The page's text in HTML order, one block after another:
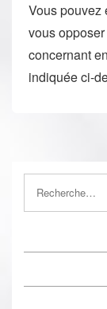
Vous pouvez
vous
concernant
indiquée ci-